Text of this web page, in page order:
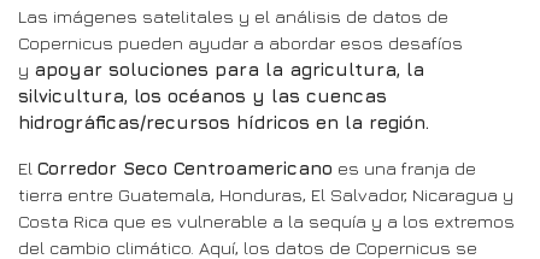
Las imágenes satelitales y el análisis de datos de
Copernicus pueden ayudar a abordar esos desafíos
y apoyar soluciones para la agricultura, la
silvicultura, los océanos y las cuencas
hidrográficas/recursos hídricos en la región.
El Corredor Seco Centroamericano es una franja de
tierra entre Guatemala, Honduras, El Salvador, Nicaragua y
Costa Rica que es vulnerable a la sequía y a los extremos
del cambio climático. Aquí, los datos de Copernicus se